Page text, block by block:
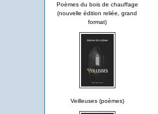
Poèmes du bois de chauffage
(nouvelle édition reliée, grand
format)
Veilleuses (poèmes)